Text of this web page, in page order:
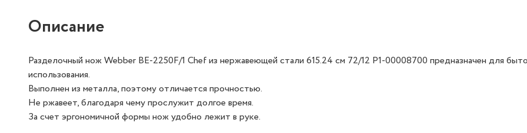
Описание
Разделочный нож Webber ВЕ-2250F/1 Chef из нержавеющей стали 615.24 см 72/12 Р1-00008700 предназначен для
использования.
Выполнен из металла, поэтому отличается прочностью.
Не ржавеет, благодаря чему прослужит долгое время.
За счет эргономичной формы нож удобно лежит в руке.